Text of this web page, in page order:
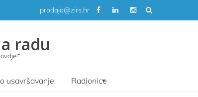
prodaja@zirs.hr
radu
usavršavanje Radionice